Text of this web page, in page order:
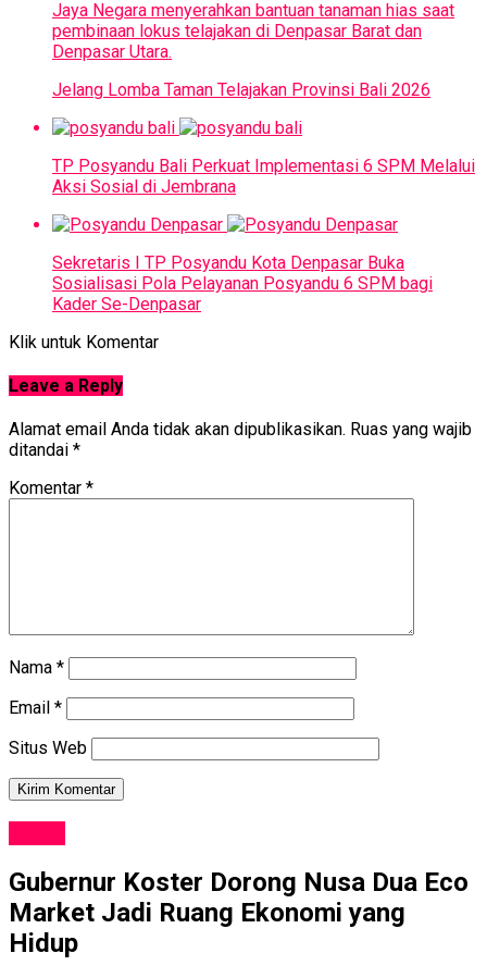
Jelang Lomba Taman Telajakan Provinsi Bali 2026
TP Posyandu Bali Perkuat Implementasi 6 SPM Melalui
Aksi Sosial di Jembrana
Sekretaris I TP Posyandu Kota Denpasar Buka
Sosialisasi Pola Pelayanan Posyandu 6 SPM bagi
Kader Se-Denpasar
Klik untuk Komentar
Leave a Reply
Alamat email Anda tidak akan dipublikasikan. Ruas yang wajib
ditandai *
Komentar *
Nama *
Email *
Situs Web
Gubernur Koster Dorong Nusa Dua Eco
Market Jadi Ruang Ekonomi yang
Hidup